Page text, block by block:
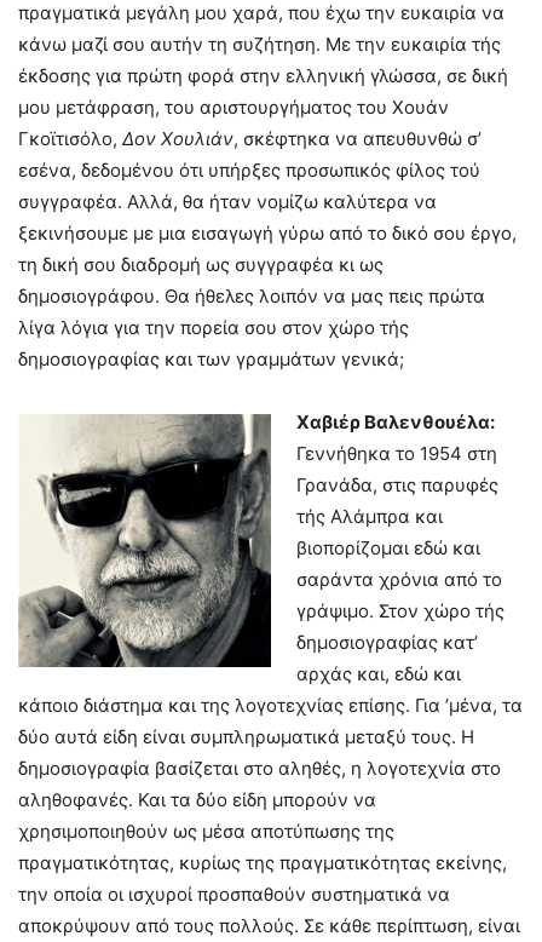
πραγματικά μεγάλη μου χαρά, που έχω την ευκαιρία να
κάνω μαζί σου αυτήν τη συζήτηση. Με την ευκαιρία τής
έκδοσης για πρώτη φορά στην ελληνική γλώσσα, σε δική
μου μετάφραση, του αριστουργήματος του Χουάν
Γκοϊτισόλο, Δον Χουλιάν, σκέφτηκα να απευθυνθώ σ’
εσένα, δεδομένου ότι υπήρξες προσωπικός φίλος τού
συγγραφέα. Αλλά, θα ήταν νομίζω καλύτερα να
ξεκινήσουμε με μια εισαγωγή γύρω από το δικό σου έργο,
τη δική σου διαδρομή ως συγγραφέα κι ως
δημοσιογράφου. Θα ήθελες λοιπόν να μας πεις πρώτα
λίγα λόγια για την πορεία σου στον χώρο τής
δημοσιογραφίας και των γραμμάτων γενικά;
Χαβιέρ Βαλενθουέλα:
Γεννήθηκα το 1954 στη
Γρανάδα, στις παρυφές
τής Αλάμπρα και
βιοπορίζομαι εδώ και
σαράντα χρόνια από το
γράψιμο. Στον χώρο τής
δημοσιογραφίας κατ’
αρχάς και, εδώ και
κάποιο διάστημα και της λογοτεχνίας επίσης. Για ’μένα, τα
δύο αυτά είδη είναι συμπληρωματικά μεταξύ τους. Η
δημοσιογραφία βασίζεται στο αληθές, η λογοτεχνία στο
αληθοφανές. Και τα δύο είδη μπορούν να
χρησιμοποιηθούν ως μέσα αποτύπωσης της
πραγματικότητας, κυρίως της πραγματικότητας εκείνης,
την οποία οι ισχυροί προσπαθούν συστηματικά να
αποκρύψουν από τους πολλούς. Σε κάθε περίπτωση, είναι